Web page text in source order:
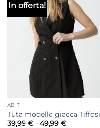
In offerta!
ABITI
Tuta modello giacca Tiffosi
39,99 € - 49,99 €Fascia